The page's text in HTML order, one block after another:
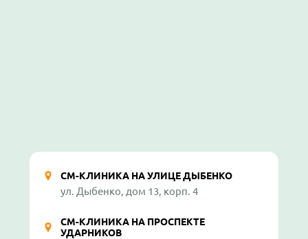
СМ-КЛИНИКА НА УЛИЦЕ ДЫБЕНКО
ул. Дыбенко, дом 13, корп. 4
СМ-КЛИНИКА НА ПРОСПЕКТЕ
УДАРНИКОВ